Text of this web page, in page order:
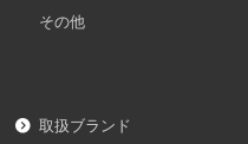
その他
取扱ブランド